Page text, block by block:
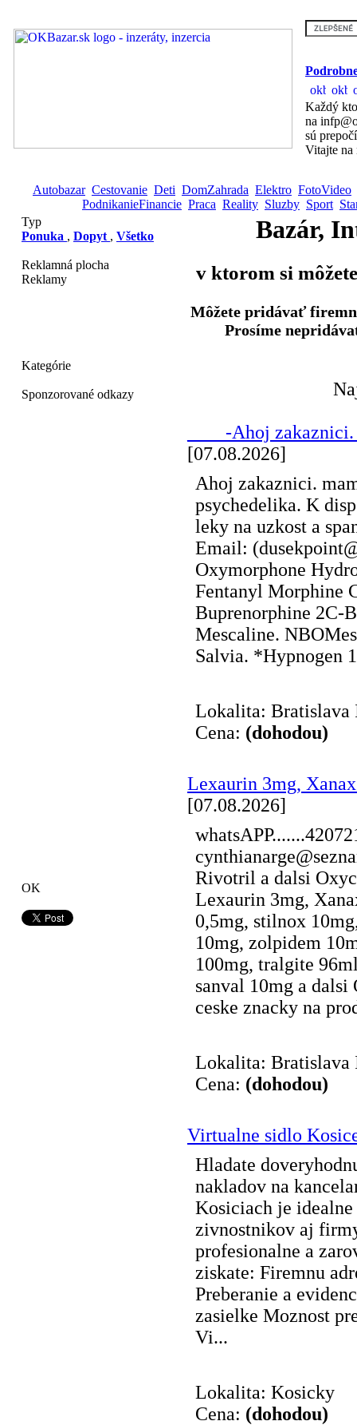
Každý
na
sú
Vitajte na
Autobazar Cestovanie Deti DomZahrada Elektro FotoVideo
PodnikanieFinancie Praca Reality Sluzby Sport
Typ
Ponuka , Dopyt , Všetko
Reklamná plocha
Reklamy
Kategórie
Sponzorované odkazy
OK
Bazár,
v ktorom si
Môžete pridávať
Prosíme
____-Ahoj
[07.08.2026]
Ahoj zakaznici.
psychedelika. K
leky na uzkost a
Email:
Oxymorphone
Fentanyl Morphine
Buprenorphine 2C-
Mescaline.
Salvia. *Hypnogen
Lokalita: Bratislava
Cena: (dohodou)
Lexaurin 3mg,
[07.08.2026]
Rivotril a dalsi
Lexaurin 3mg,
0,5mg, stilnox
10mg, zolpidem
100mg, tralgite
sanval 10mg a
ceske znacky na
Lokalita: Bratislava
Cena: (dohodou)
Virtualne sidlo
Hladate
nakladov na
Kosiciach je
zivnostnikov aj
profesionalne a
ziskate: Firemnu
Preberanie a
zasielke Moznost
Vi...
Lokalita: Kosicky
Cena: (dohodou)